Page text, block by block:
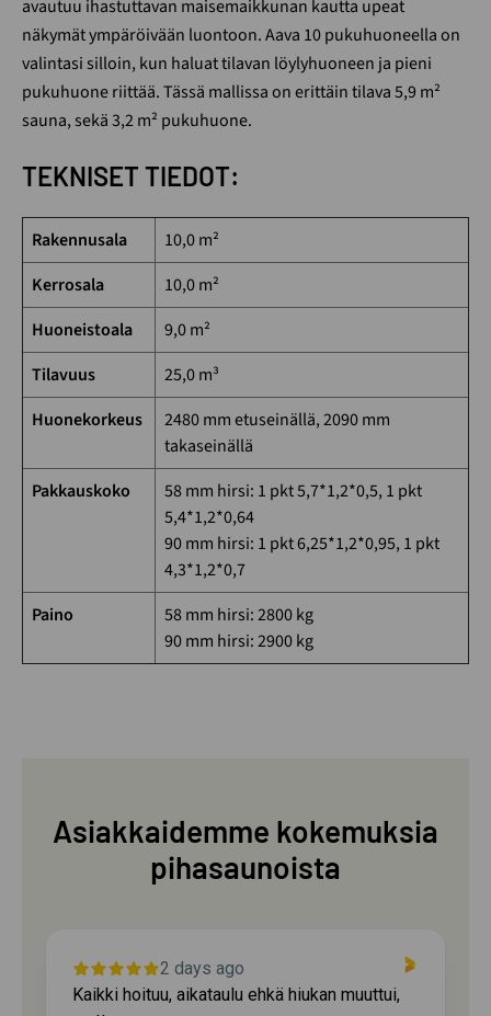
avautuu ihastuttavan maisemaikkunan kautta upeat
näkymät ympäröivään luontoon. Aava 10 pukuhuoneella on
valintasi silloin, kun haluat tilavan löylyhuoneen ja pieni
pukuhuone riittää. Tässä mallissa on erittäin tilava 5,9 m²
sauna, sekä 3,2 m² pukuhuone.
TEKNISET TIEDOT:
Rakennusala
10,0 m²
Kerrosala
10,0 m²
Huoneistoala
9,0 m²
Tilavuus
25,0 m³
Huonekorkeus
2480 mm etuseinällä, 2090 mm
takaseinällä
Pakkauskoko
58 mm hirsi: 1 pkt 5,7*1,2*0,5, 1 pkt
5,4*1,2*0,64
90 mm hirsi: 1 pkt 6,25*1,2*0,95, 1 pkt
4,3*1,2*0,7
Paino
58 mm hirsi: 2800 kg
90 mm hirsi: 2900 kg
Asiakkaidemme kokemuksia
pihasaunoista
2 days ago
Kaikki hoituu, aikataulu ehkä hiukan muuttui,